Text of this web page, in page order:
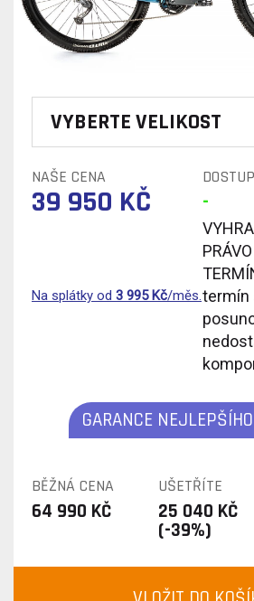
VYBERTE VELIKOST
NAŠE CENA
39 950 KČ -
Na splátky od 3 995Kč/měs.termín
GARANCE
BĚŽNÁ CENA UŠETŘÍTE
64 990 KČ 25 040 KČ
(-39%)